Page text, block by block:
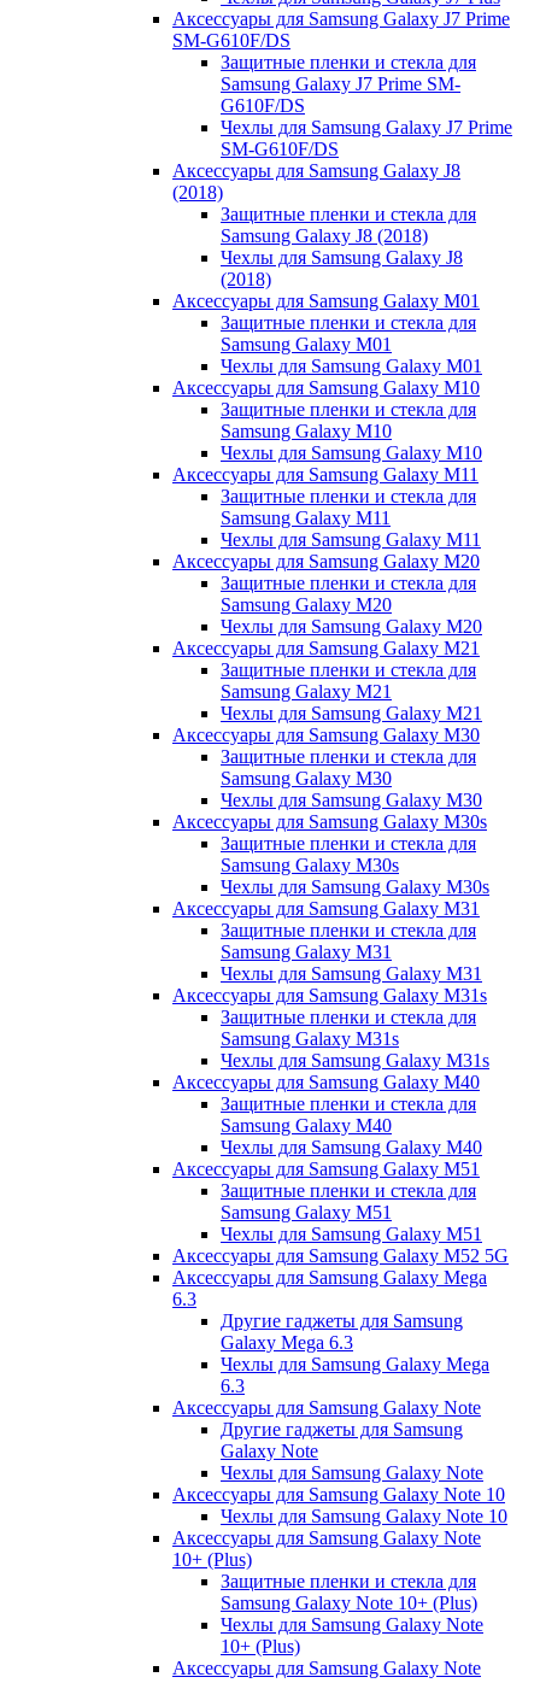
Аксессуары для Samsung Galaxy J7 Prime
SM-G610F/DS
Защитные пленки и стекла для
Samsung Galaxy J7 Prime SM-
G610F/DS
Чехлы для Samsung Galaxy J7 Prime
SM-G610F/DS
Аксессуары для Samsung Galaxy J8
(2018)
Защитные пленки и стекла для
Samsung Galaxy J8 (2018)
Чехлы для Samsung Galaxy J8
(2018)
Аксессуары для Samsung Galaxy M01
Защитные пленки и стекла для
Samsung Galaxy M01
Чехлы для Samsung Galaxy M01
Аксессуары для Samsung Galaxy M10
Защитные пленки и стекла для
Samsung Galaxy M10
Чехлы для Samsung Galaxy M10
Аксессуары для Samsung Galaxy M11
Защитные пленки и стекла для
Samsung Galaxy M11
Чехлы для Samsung Galaxy M11
Аксессуары для Samsung Galaxy M20
Защитные пленки и стекла для
Samsung Galaxy M20
Чехлы для Samsung Galaxy M20
Аксессуары для Samsung Galaxy M21
Защитные пленки и стекла для
Samsung Galaxy M21
Чехлы для Samsung Galaxy M21
Аксессуары для Samsung Galaxy M30
Защитные пленки и стекла для
Samsung Galaxy M30
Чехлы для Samsung Galaxy M30
Аксессуары для Samsung Galaxy M30s
Защитные пленки и стекла для
Samsung Galaxy M30s
Чехлы для Samsung Galaxy M30s
Аксессуары для Samsung Galaxy M31
Защитные пленки и стекла для
Samsung Galaxy M31
Чехлы для Samsung Galaxy M31
Аксессуары для Samsung Galaxy M31s
Защитные пленки и стекла для
Samsung Galaxy M31s
Чехлы для Samsung Galaxy M31s
Аксессуары для Samsung Galaxy M40
Защитные пленки и стекла для
Samsung Galaxy M40
Чехлы для Samsung Galaxy M40
Аксессуары для Samsung Galaxy M51
Защитные пленки и стекла для
Samsung Galaxy M51
Чехлы для Samsung Galaxy M51
Аксессуары для Samsung Galaxy M52 5G
Аксессуары для Samsung Galaxy Mega
6.3
Другие гаджеты для Samsung
Galaxy Mega 6.3
Чехлы для Samsung Galaxy Mega
6.3
Аксессуары для Samsung Galaxy Note
Другие гаджеты для Samsung
Galaxy Note
Чехлы для Samsung Galaxy Note
Аксессуары для Samsung Galaxy Note 10
Чехлы для Samsung Galaxy Note 10
Аксессуары для Samsung Galaxy Note
10+ (Plus)
Защитные пленки и стекла для
Samsung Galaxy Note 10+ (Plus)
Чехлы для Samsung Galaxy Note
10+ (Plus)
Аксессуары для Samsung Galaxy Note